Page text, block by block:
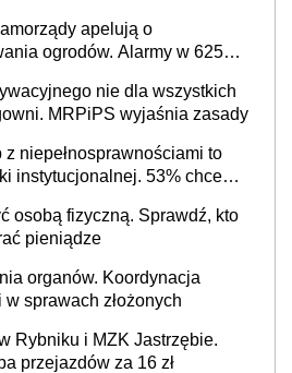
apelują o
ogrodów. Alarmy w 625
nie dla wszystkich
MRPiPS wyjaśnia zasady
niepełnosprawnościami to
instytucjonalnej. 53% chce
osobą fizyczną. Sprawdź, kto
pieniądze
organów. Koordynacja
sprawach złożonych
Rybniku i MZK Jastrzębie.
przejazdów za 16 zł